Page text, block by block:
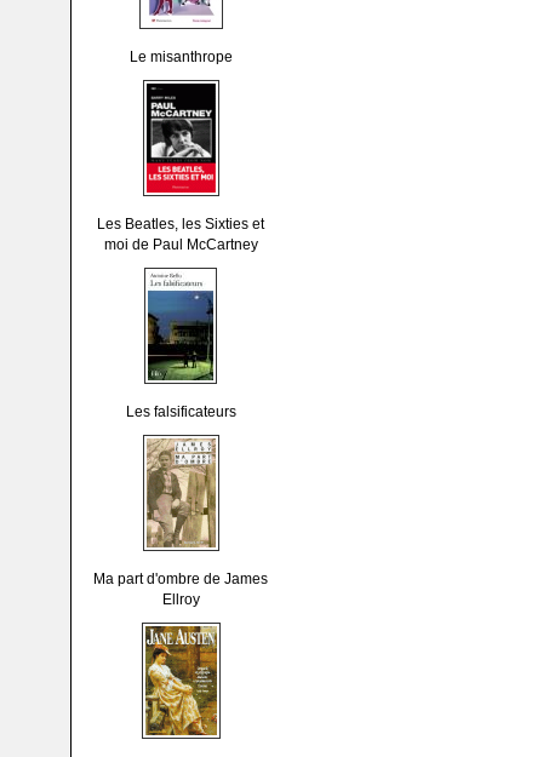
Le misanthrope
Les Beatles, les Sixties et
moi de Paul McCartney
Les falsificateurs
Ma part d'ombre de James
Ellroy